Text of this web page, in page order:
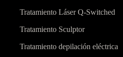
Tratamiento Láser Q-Switched
Tratamiento Sculptor
Tratamiento depilación eléctrica